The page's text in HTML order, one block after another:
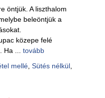
öntjük. A liszthalom
beleöntjük a
közepe felé
Ha ... tovább
mellé, Sütés nélkül,